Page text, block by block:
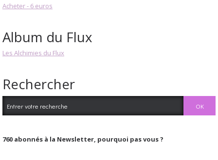
Acheter - 6 euros
Album du Flux
Les Alchimies du Flux
Rechercher
760 abonnés à la Newsletter, pourquoi pas vous ?